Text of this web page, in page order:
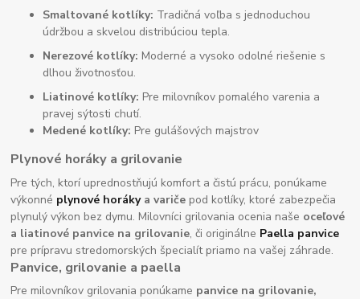
Smaltované kotlíky: Tradičná voľba s jednoduchou
údržbou a skvelou distribúciou tepla.
Nerezové kotlíky: Moderné a vysoko odolné riešenie s
dlhou životnosťou.
Liatinové kotlíky: Pre milovníkov pomalého varenia a
pravej sýtosti chutí.
Medené kotlíky: Pre gulášových majstrov
Plynové horáky a grilovanie
Pre tých, ktorí uprednostňujú komfort a čistú prácu, ponúkame
výkonné plynové horákya variče pod kotlíky, ktoré zabezpečia
plynulý výkon bez dymu. Milovníci grilovania ocenia naše oceľové
a liatinové panvice na grilovanie, či originálne Paella panvice
pre prípravu stredomorských špecialít priamo na vašej záhrade.
Panvice, grilovanie a paella
Pre milovníkov grilovania ponúkame panvice na grilovanie,